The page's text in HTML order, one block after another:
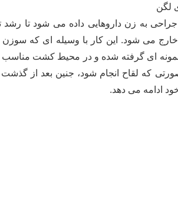
لگن
جراحی به زن داروهایی داده می شود تا
می شود. این کار با وسیله ای که سوزن
نمونه ای گرفته شده و در محیط کشت
ادامه می دهد.